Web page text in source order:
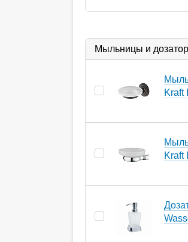
Мыльницы и
Kraft
Kraft